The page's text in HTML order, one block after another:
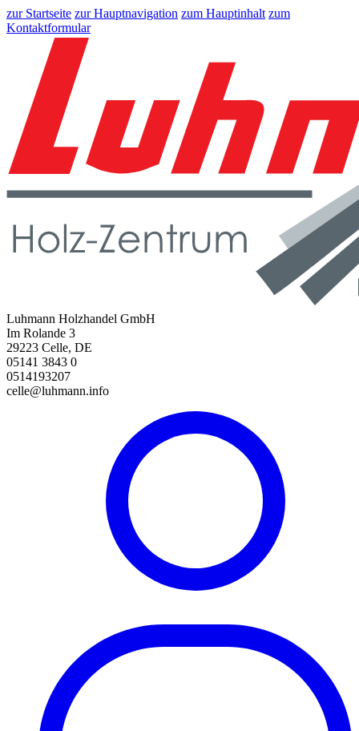
zur Startseite zur Hauptnavigation zum Hauptinhalt zum
Kontaktformular
Luhmann Holzhandel GmbH
Im Rolande 3
29223 Celle, DE
05141 3843 0
0514193207
celle@luhmann.info